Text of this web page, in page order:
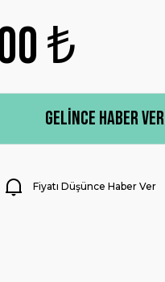
₺
Gelince Haber Ver
Fiyatı Düşünce Haber Ver